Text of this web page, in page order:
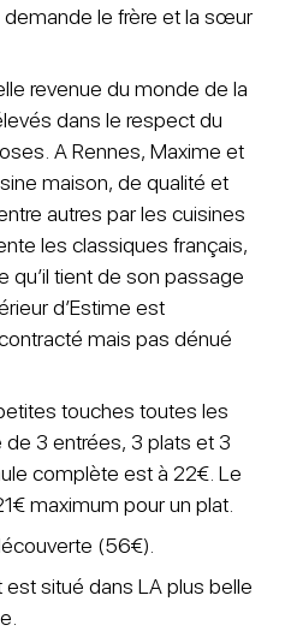
demande le frère et la sœur
revenue du monde de la
dans le respect du
A Rennes, Maxime et
maison, de qualité et
autres par les cuisines
les classiques français,
qu’il tient de son passage
d’Estime est
mais pas dénué
touches toutes les
3 entrées, 3 plats et 3
complète est à 22€. Le
maximum pour un plat.
(56€).
est situé dans LA plus belle